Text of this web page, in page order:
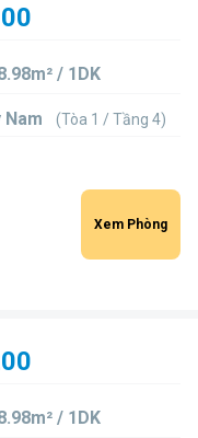
/ 1DK
Nam (Tòa 1 / Tầng 4)
Xem Phòng
/ 1DK